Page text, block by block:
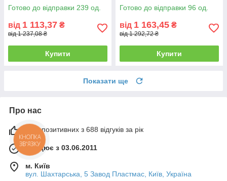
Готово до відправки 239 од.
від 1 113,37 ₴
від 1 237,08 ₴
Купити
Готово до відправки 96 од.
від 1 163,45 ₴
від 1 292,72 ₴
Купити
Показати ще
Про нас
99% позитивних з 688 відгуків за рік
Працює з 03.06.2011
м. Київ
вул. Шахтарська, 5 Завод Пластмас, Київ, Україна
КНОПКА
ЗВ'ЯЗКУ